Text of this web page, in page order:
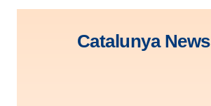
Catalunya News